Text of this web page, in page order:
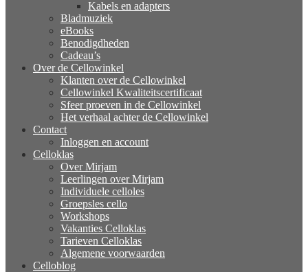
Kabels en adapters
Bladmuziek
eBooks
Benodigdheden
Cadeau’s
Over de Cellowinkel
Klanten over de Cellowinkel
Cellowinkel Kwaliteitscertificaat
Sfeer proeven in de Cellowinkel
Het verhaal achter de Cellowinkel
Contact
Inloggen en account
Celloklas
Over Mirjam
Leerlingen over Mirjam
Individuele celloles
Groepsles cello
Workshops
Vakanties Celloklas
Tarieven Celloklas
Algemene voorwaarden
Celloblog